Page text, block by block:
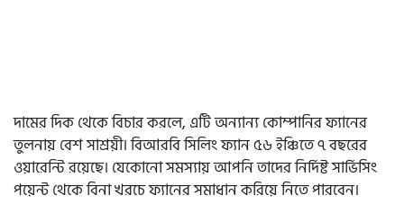
দামের দিক থেকে বিচার করলে, এটি অন্যান্য কোম্পানির ফ্যানের
তুলনায় বেশ সাশ্রয়ী। বিআরবি সিলিং ফ্যান ৫৬ ইঞ্চিতে ৭ বছরের
ওয়ারেন্টি রয়েছে। যেকোনো সমস্যায় আপনি তাদের নির্দিষ্ট সার্ভিসিং
পয়েন্ট থেকে বিনা খরচে ফ্যানের সমাধান করিয়ে নিতে পারবেন।